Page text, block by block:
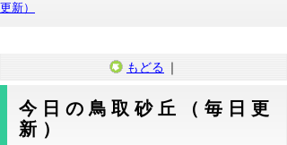
更新）
もどる ｜
今日の鳥取砂丘（毎日更
新）